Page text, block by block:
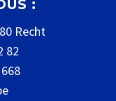
:
Recht
82